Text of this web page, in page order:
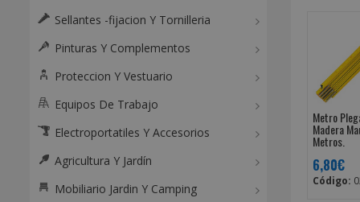
Metro
Madera
Metros.
6,80€
Código:
Sellantes -fijacion Y Tornilleria
Pinturas Y Complementos
Proteccion Y Vestuario
Equipos De Trabajo
Electroportatiles Y Accesorios
Agricultura Y Jardín
Mobiliario Jardin Y Camping